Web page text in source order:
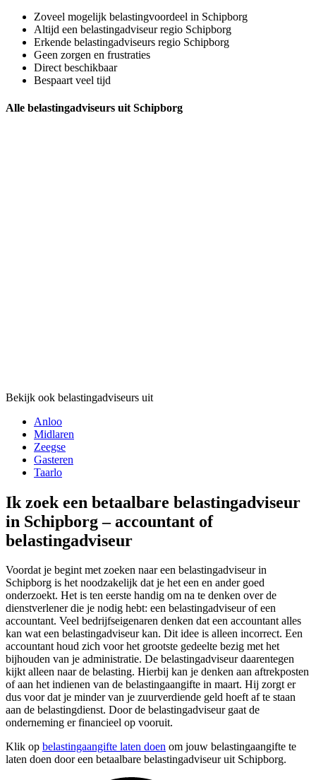
Zoveel mogelijk belastingvoordeel in Schipborg
Altijd een belastingadviseur regio Schipborg
Erkende belastingadviseurs regio Schipborg
Geen zorgen en frustraties
Direct beschikbaar
Bespaart veel tijd
Alle belastingadviseurs uit Schipborg
Bekijk ook belastingadviseurs uit
Anloo
Midlaren
Zeegse
Gasteren
Taarlo
Ik zoek een betaalbare belastingadviseur
in Schipborg – accountant of
belastingadviseur
Voordat je begint met zoeken naar een belastingadviseur in
Schipborg is het noodzakelijk dat je het een en ander goed
onderzoekt. Het is ten eerste handig om na te denken over de
dienstverlener die je nodig hebt: een belastingadviseur of een
accountant. Veel bedrijfseigenaren denken dat een accountant alles
kan wat een belastingadviseur kan. Dit idee is alleen incorrect. Een
accountant houd zich voor het grootste gedeelte bezig met het
bijhouden van je administratie. De belastingadviseur daarentegen
kijkt alleen naar de belasting. Hierbij kan je denken aan aftrekposten
of aan het indienen van de belastingaangifte in maart. Hij zorgt er
dus voor dat je minder van je zuurverdiende geld hoeft af te staan
aan de belastingdienst. Door de belastingadviseur gaat de
onderneming er financieel op vooruit.
Klik op belastingaangifte laten doen om jouw belastingaangifte te
laten doen door een betaalbare belastingadviseur uit Schipborg.